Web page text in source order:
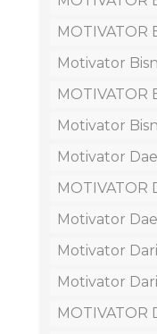
MOTIVATOR
Motivator
MOTIVATOR
Motivator
Motivator
MOTIVATOR
Motivator
Motivator
Motivator
MOTIVATOR